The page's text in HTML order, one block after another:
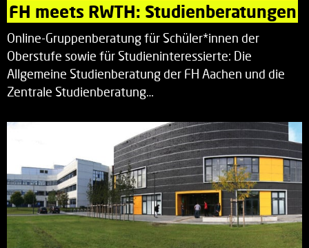
FH meets RWTH: Studienberatungen
Online-Gruppenberatung für Schüler*innen der
Oberstufe sowie für Studieninteressierte: Die
Allgemeine Studienberatung der FH Aachen und die
Zentrale Studienberatung…